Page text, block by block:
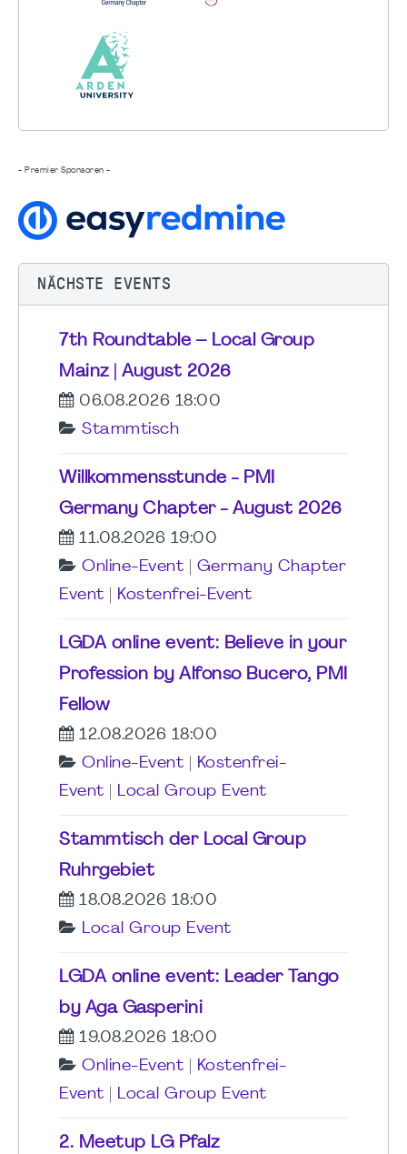
- Premier Sponsoren -
NÄCHSTE EVENTS
7th Roundtable – Local Group
Mainz | August 2026
06.08.2026 18:00
Stammtisch
Willkommensstunde - PMI
Germany Chapter - August 2026
11.08.2026 19:00
Online-Event
Germany Chapter
Event
Kostenfrei-Event
LGDA online event: Believe in your
Profession by Alfonso Bucero, PMI
Fellow
12.08.2026 18:00
Online-Event
Kostenfrei-
Event
Local Group Event
Stammtisch der Local Group
Ruhrgebiet
18.08.2026 18:00
Local Group Event
LGDA online event: Leader Tango
by Aga Gasperini
19.08.2026 18:00
Online-Event
Kostenfrei-
Event
Local Group Event
2. Meetup LG Pfalz